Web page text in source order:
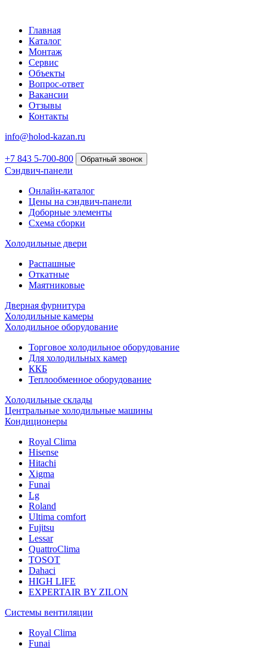
Главная
Каталог
Монтаж
Сервис
Объекты
Вопрос-ответ
Вакансии
Отзывы
Контакты
info@holod-kazan.ru
+7 843 5-700-800 Обратный звонок
Сэндвич-панели
Онлайн-каталог
Цены на сэндвич-панели
Доборные элементы
Схема сборки
Холодильные двери
Распашные
Откатные
Маятниковые
Дверная фурнитура
Холодильные камеры
Холодильное оборудование
Торговое холодильное оборудование
Для холодильных камер
ККБ
Теплообменное оборудование
Холодильные склады
Центральные холодильные машины
Кондиционеры
Royal Clima
Hisense
Hitachi
Xigma
Funai
Lg
Roland
Ultima comfort
Fujitsu
Lessar
QuattroClima
TOSOT
Dahaci
HIGH LIFE
EXPERTAIR BY ZILON
Системы вентиляции
Royal Clima
Funai